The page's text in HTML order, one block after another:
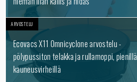
ARVOSTELU
Ecovacs X11 Omnicyclone arvostelu -
pölypussiton telakka ja rullamoppi, pienillä
kauneusvirheillä